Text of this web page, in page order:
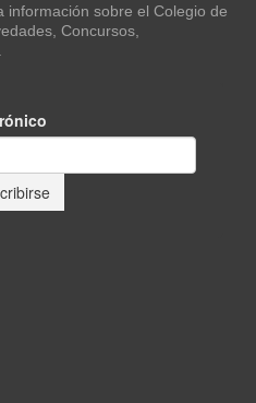
información sobre el Colegio de
Concursos,